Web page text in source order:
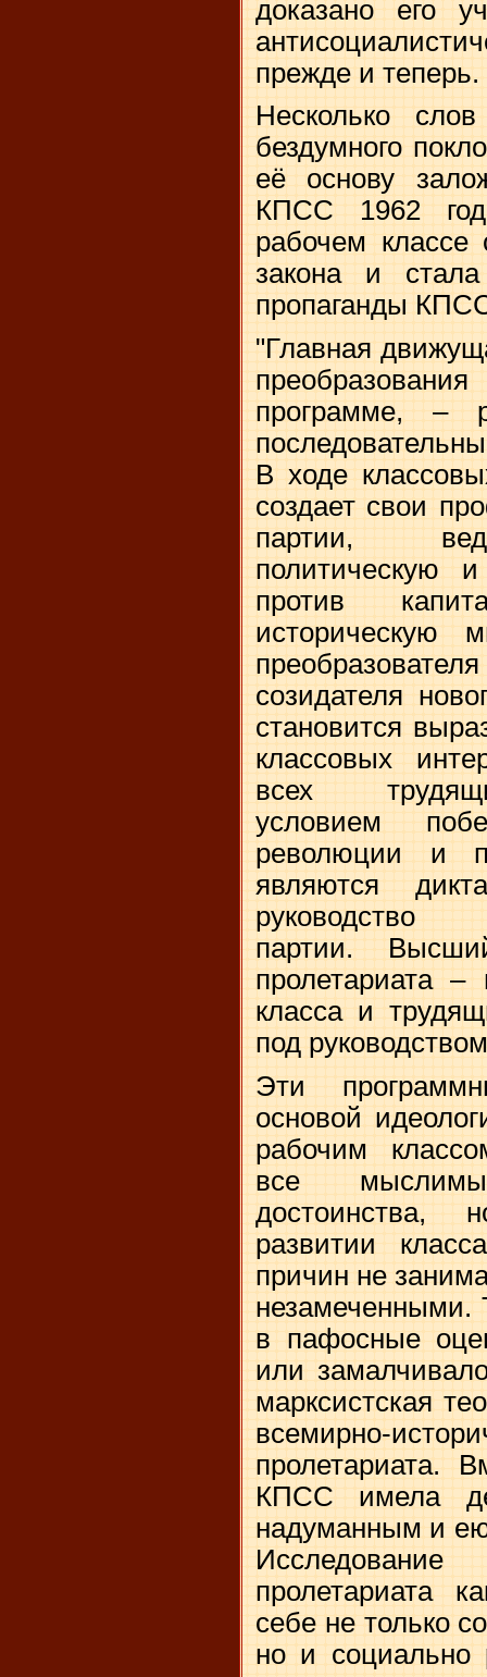
доказано его
прежде и теперь.
Несколько
бездумного
её основу
КПСС 1962
рабочем классе
закона и
пропаганды
"Главная
программе, –
В ходе
создает свои
партии,
политическую
против
историческую
созидателя
становится
классовых
всех
условием
революции и
являются
руководство
партии.
пролетариата –
класса и
под
Эти
основой
рабочим
все
достоинства,
развитии
причин не
незамеченными.
в пафосные
или
марксистская
всемирно-
пролетариата.
КПСС имела
надуманным и
Исследование
пролетариата
себе не только
но и социально